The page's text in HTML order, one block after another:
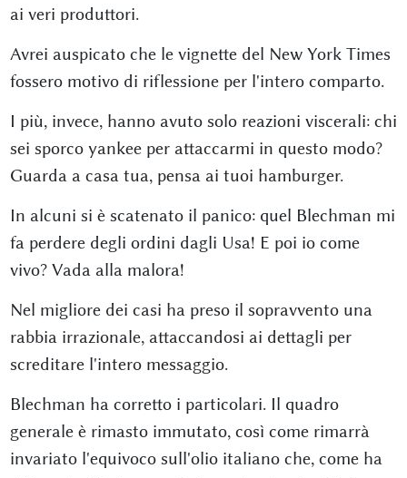
ai veri produttori.
Avrei auspicato che le vignette del New York Times
fossero motivo di riflessione per l'intero comparto.
I più, invece, hanno avuto solo reazioni viscerali: chi
sei sporco yankee per attaccarmi in questo modo?
Guarda a casa tua, pensa ai tuoi hamburger.
In alcuni si è scatenato il panico: quel Blechman mi
fa perdere degli ordini dagli Usa! E poi io come
vivo? Vada alla malora!
Nel migliore dei casi ha preso il sopravvento una
rabbia irrazionale, attaccandosi ai dettagli per
screditare l'intero messaggio.
Blechman ha corretto i particolari. Il quadro
generale è rimasto immutato, così come rimarrà
invariato l'equivoco sull'olio italiano che, come ha